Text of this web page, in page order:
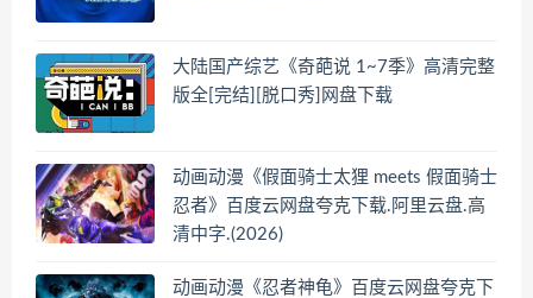
大陆国产综艺《奇葩说 1~7季》高清完整
版全[完结][脱口秀]网盘下载
动画动漫《假面骑士太狸 meets 假面骑士
忍者》百度云网盘夸克下载.阿里云盘.高
清中字.(2026)
动画动漫《忍者神龟》百度云网盘夸克下